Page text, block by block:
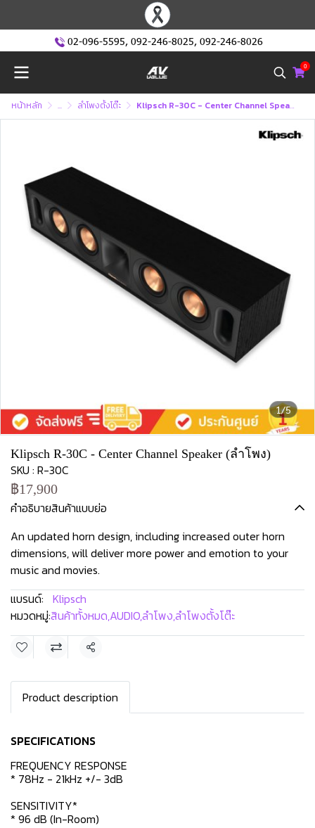
02-096-5595, 092-246-8025, 092-246-8026
0
หน้าหลัก ... ลำโพงตั้งโต๊ะ Klipsch R-30C - Center Channel Speaker (ลำโพง)
1/5
Klipsch R-30C - Center Channel Speaker (ลำโพง)
SKU : R-30C
฿17,900
คำอธิบายสินค้าแบบย่อ
An updated horn design, including increased outer horn
dimensions, will deliver more power and emotion to your
music and movies.
แบรนด์: Klipsch
หมวดหมู่:สินค้าทั้งหมด,AUDIO,ลำโพง,ลำโพงตั้งโต๊ะ
แชร์
Product description
SPECIFICATIONS
FREQUENCY RESPONSE
* 78Hz - 21kHz +/- 3dB
SENSITIVITY*
* 96 dB (In-Room)